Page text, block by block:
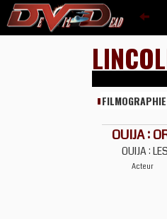
FILMOGRAPHIE
OUIJA :
OUIJA :
Acteur